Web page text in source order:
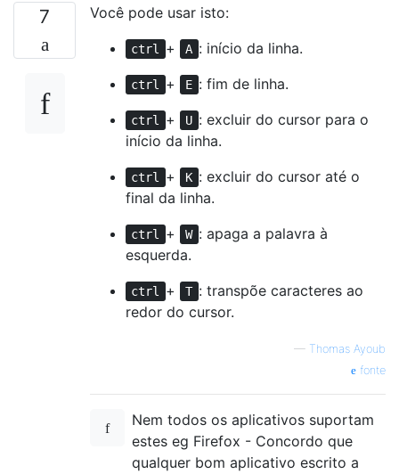
7 Você pode usar isto:
ctrl + A : início da linha.
ctrl + E : fim de linha.
ctrl + U : excluir do cursor para o
início da linha.
ctrl + K : excluir do cursor até o
final da linha.
ctrl + W : apaga a palavra à
esquerda.
ctrl + T : transpõe caracteres ao
redor do cursor.
— Thomas Ayoub
fonte
Nem todos os aplicativos suportam
estes eg Firefox - Concordo que
qualquer bom aplicativo escrito a